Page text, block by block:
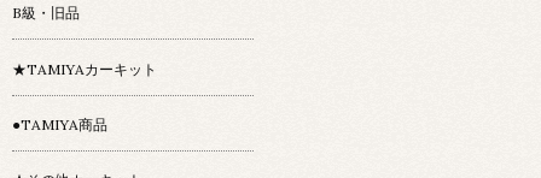
B級・旧品
★TAMIYAカーキット
●TAMIYA商品